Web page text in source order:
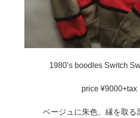
1980’s boodles Switch
price ¥9000+tax
ベージュに朱色、縁を取る